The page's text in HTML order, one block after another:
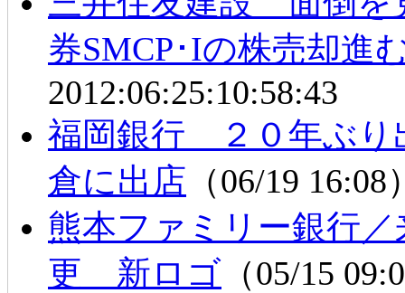
券SMCP･Iの株売却進
2012:06:25:10:58:43
福岡銀行 ２０年ぶり
倉に出店 （06/19
熊本ファミリー銀行
更 新ロゴ （05/15